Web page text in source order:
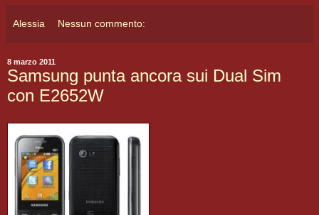
Alessia Nessun commento:
8 marzo 2011
Samsung punta ancora sui Dual Sim
con E2652W